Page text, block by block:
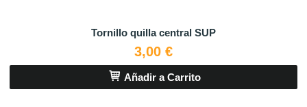
Tornillo quilla central SUP
3,00 €
Añadir a Carrito